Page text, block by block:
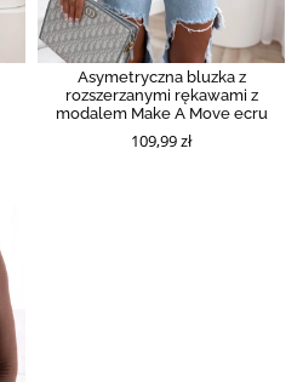
Asymetryczna bluzka z
rozszerzanymi rękawami z
modalem Make A Move ecru
109,99 zł